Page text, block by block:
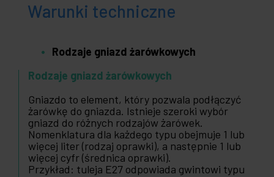
Warunki techniczne
Rodzaje gniazd żarówkowych
Rodzaje gniazd żarówkowych
Gniazdo to element, który pozwala podłączyć
żarówkę do gniazda. Istnieje szeroki wybór
gniazd do różnych rodzajów żarówek.
Nomenklatura dla każdego typu obejmuje 1 lub
więcej liter (rodzaj oprawki), a następnie 1 lub
więcej cyfr (średnica oprawki).
Przykład: tuleja E27 odpowiada gwintowi typu